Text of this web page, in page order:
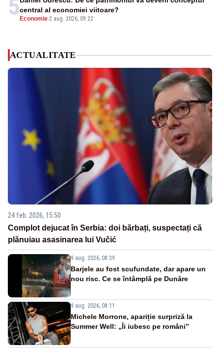
5 Economie-2 aug. 2026, 09:22
central al economiei viitoare?
ACTUALITATE
24 feb. 2026, 15:50
Complot dejucat în Serbia: doi bărbați, suspectați că
plănuiau asasinarea lui Vučić
9 aug. 2026, 08:29
Barjele au fost scufundate, dar apare un
nou risc. Ce se întâmplă pe Dunăre
9 aug. 2026, 08:11
Michele Morrone, apariție surpriză la
Summer Well: „Îi iubesc pe români”